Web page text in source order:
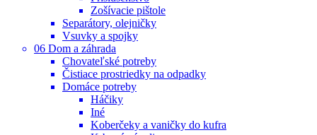
Zošívacie pištole
Separátory, olejničky
Vsuvky a spojky
06 Dom a záhrada
Chovateľské potreby
Čistiace prostriedky na odpadky
Domáce potreby
Háčiky
Iné
Koberčeky a vaničky do kufra